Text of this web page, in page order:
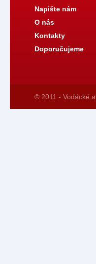
Napište nám
O nás
Kontakty
Doporučujeme
© 2011 - Vodácké